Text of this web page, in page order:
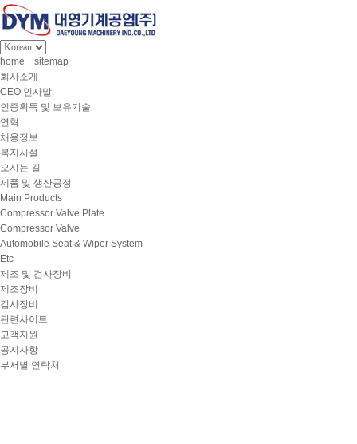
home
sitemap
회사소개
CEO 인사말
인증획득 및 보유기술
연혁
채용정보
복지시설
오시는 길
제품 및 생산공정
Main Products
Compressor Valve Plate
Compressor Valve
Automobile Seat & Wiper System
Etc
제조 및 검사장비
제조장비
검사장비
관련사이트
고객지원
공지사항
부서별 연락처